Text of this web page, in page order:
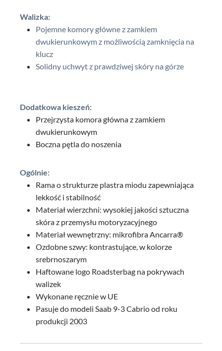
Walizka:
Pojemne komory główne z zamkiem
dwukierunkowym z możliwością zamknięcia na
klucz
Solidny uchwyt z prawdziwej skóry na górze
Dodatkowa kieszeń:
Przejrzysta komora główna z zamkiem
dwukierunkowym
Boczna pętla do noszenia
Ogólnie:
Rama o strukturze plastra miodu zapewniająca
lekkość i stabilność
Materiał wierzchni: wysokiej jakości sztuczna
skóra z przemysłu motoryzacyjnego
Materiał wewnętrzny: mikrofibra Ancarra®
Ozdobne szwy: kontrastujące, w kolorze
srebrnoszarym
Haftowane logo Roadsterbag na pokrywach
walizek
Wykonane ręcznie w UE
Pasuje do modeli Saab 9-3 Cabrio od roku
produkcji 2003